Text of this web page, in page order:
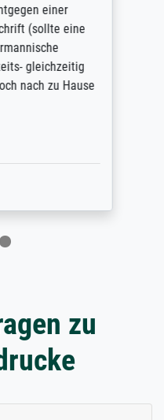
einer
(sollte eine
gleichzeitig
nach zu Hause
zu